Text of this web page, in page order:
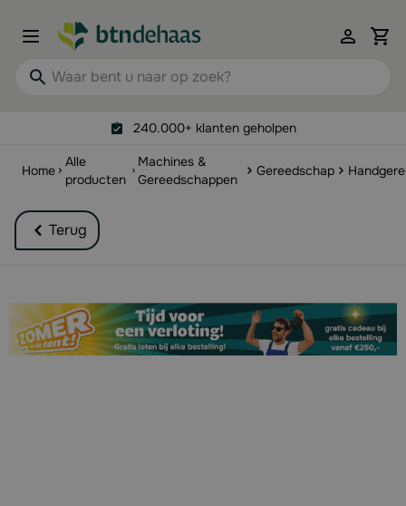
Waar bent u naar op zoek?
240.000+ klanten geholpen
Home
Alle
producten
Machines &
Gereedschappen
Gereedschap
Terug